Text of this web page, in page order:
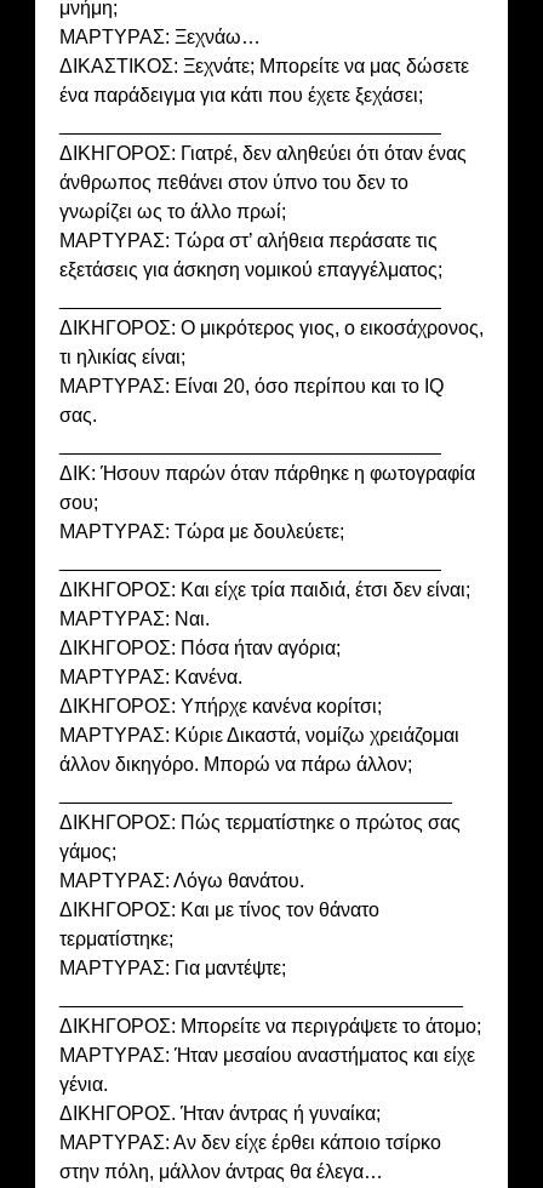
μνήμη;
ΜΑΡΤΥΡΑΣ: Ξεχνάω…
ΔΙΚΑΣΤΙΚΟΣ: Ξεχνάτε; Μπορείτε να μας δώσετε
ένα παράδειγμα για κάτι που έχετε ξεχάσει;
ΔΙΚΗΓΟΡΟΣ: Γιατρέ, δεν αληθεύει ότι όταν ένας
άνθρωπος πεθάνει στον ύπνο του δεν το
γνωρίζει ως το άλλο πρωί;
ΜΑΡΤΥΡΑΣ: Τώρα στ’ αλήθεια περάσατε τις
εξετάσεις για άσκηση νομικού επαγγέλματος;
ΔΙΚΗΓΟΡΟΣ: Ο μικρότερος γιος, ο εικοσάχρονος,
τι ηλικίας είναι;
ΜΑΡΤΥΡΑΣ: Είναι 20, όσο περίπου και το IQ
σας.
ΔΙΚ: Ήσουν παρών όταν πάρθηκε η φωτογραφία
σου;
ΜΑΡΤΥΡΑΣ: Τώρα με δουλεύετε;
ΔΙΚΗΓΟΡΟΣ: Και είχε τρία παιδιά, έτσι δεν είναι;
ΜΑΡΤΥΡΑΣ: Ναι.
ΔΙΚΗΓΟΡΟΣ: Πόσα ήταν αγόρια;
ΜΑΡΤΥΡΑΣ: Κανένα.
ΔΙΚΗΓΟΡΟΣ: Υπήρχε κανένα κορίτσι;
ΜΑΡΤΥΡΑΣ: Κύριε Δικαστά, νομίζω χρειάζομαι
άλλον δικηγόρο. Μπορώ να πάρω άλλον;
ΔΙΚΗΓΟΡΟΣ: Πώς τερματίστηκε ο πρώτος σας
γάμος;
ΜΑΡΤΥΡΑΣ: Λόγω θανάτου.
ΔΙΚΗΓΟΡΟΣ: Και με τίνος τον θάνατο
τερματίστηκε;
ΜΑΡΤΥΡΑΣ: Για μαντέψτε;
ΔΙΚΗΓΟΡΟΣ: Μπορείτε να περιγράψετε το άτομο;
ΜΑΡΤΥΡΑΣ: Ήταν μεσαίου αναστήματος και είχε
γένια.
ΔΙΚΗΓΟΡΟΣ. Ήταν άντρας ή γυναίκα;
ΜΑΡΤΥΡΑΣ: Αν δεν είχε έρθει κάποιο τσίρκο
στην πόλη, μάλλον άντρας θα έλεγα…